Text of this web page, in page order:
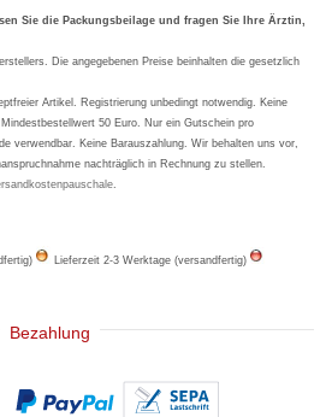
Sie die Packungsbeilage und fragen Sie Ihre Ärztin,
Die angegebenen Preise beinhalten die gesetzlich
Artikel. Registrierung unbedingt notwendig. Keine
50 Euro. Nur ein Gutschein pro
verwendbar. Keine Barauszahlung. Wir behalten uns vor,
nachträglich in Rechnung zu stellen.
Lieferzeit 2-3 Werktage (versandfertig)
Bezahlung